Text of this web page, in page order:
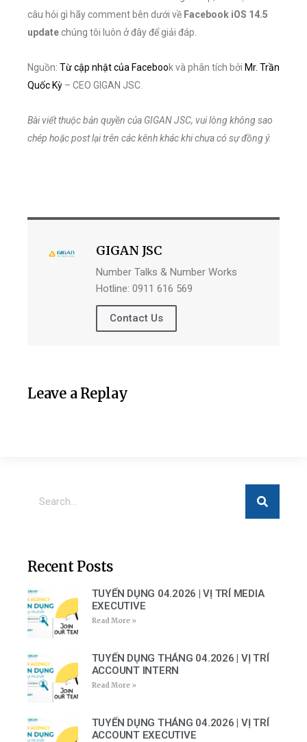
câu hỏi gì hãy comment bên dưới về Facebook iOS 14.5
update chúng tôi luôn ở đây để giải đáp.
Nguồn: Từ cập nhật của Facebook và phân tích bởi Mr. Trần
Quốc Kỳ – CEO GIGAN JSC.
Bài viết thuộc bản quyền của GIGAN JSC, vui lòng không sao
chép hoặc post lại trên các kênh khác khi chưa có sự đồng ý.
GIGAN JSC
Number Talks & Number Works
Hotline: 0911 616 569
Contact Us
Leave a Replay
Recent Posts
TUYỂN DỤNG 04.2026 | VỊ TRÍ MEDIA
EXECUTIVE
Read More »
TUYỂN DỤNG THÁNG 04.2026 | VỊ TRÍ
ACCOUNT INTERN
Read More »
TUYỂN DỤNG THÁNG 04.2026 | VỊ TRÍ
ACCOUNT EXECUTIVE